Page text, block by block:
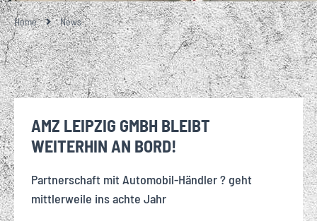
Home News
AMZ LEIPZIG GMBH BLEIBT
WEITERHIN AN BORD!
Partnerschaft mit Automobil-Händler ? geht
mittlerweile ins achte Jahr